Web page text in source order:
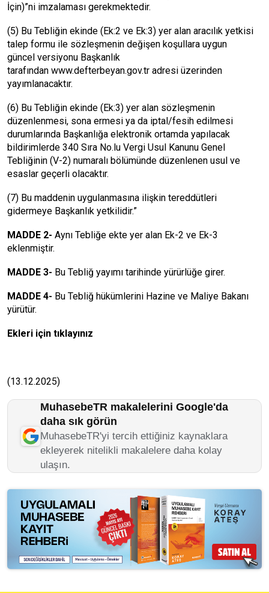
İçin)”ni imzalaması gerekmektedir.
(5) Bu Tebliğin ekinde (Ek:2 ve Ek:3) yer alan aracılık yetkisi
talep formu ile sözleşmenin değişen koşullara uygun
güncel versiyonu Başkanlık
tarafından www.defterbeyan.gov.tr adresi üzerinden
yayımlanacaktır.
(6) Bu Tebliğin ekinde (Ek:3) yer alan sözleşmenin
düzenlenmesi, sona ermesi ya da iptal/fesih edilmesi
durumlarında Başkanlığa elektronik ortamda yapılacak
bildirimlerde 340 Sıra No.lu Vergi Usul Kanunu Genel
Tebliğinin (V-2) numaralı bölümünde düzenlenen usul ve
esaslar geçerli olacaktır.
(7) Bu maddenin uygulanmasına ilişkin tereddütleri
gidermeye Başkanlık yetkilidir.”
MADDE 2- Aynı Tebliğe ekte yer alan Ek-2 ve Ek-3
eklenmiştir.
MADDE 3- Bu Tebliğ yayımı tarihinde yürürlüğe girer.
MADDE 4- Bu Tebliğ hükümlerini Hazine ve Maliye Bakanı
yürütür.
Ekleri için tıklayınız
(13.12.2025)
MuhasebeTR makalelerini Google'da
daha sık görün
MuhasebeTR'yi tercih ettiğiniz kaynaklara
ekleyerek nitelikli makalelere daha kolay
ulaşın.